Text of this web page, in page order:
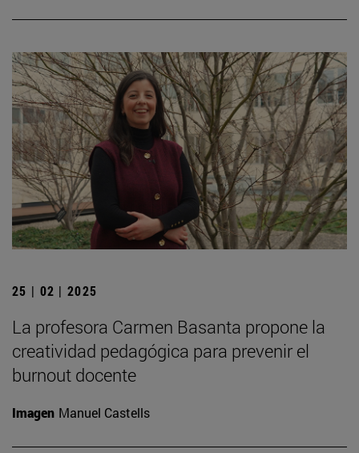
25 | 02 | 2025
La profesora Carmen Basanta propone la
creatividad pedagógica para prevenir el
burnout docente
Imagen Manuel Castells